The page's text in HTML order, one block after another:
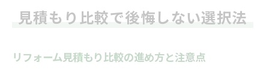
見積もり比較で後悔しない選択法
リフォーム見積もり比較の進め方と注意点